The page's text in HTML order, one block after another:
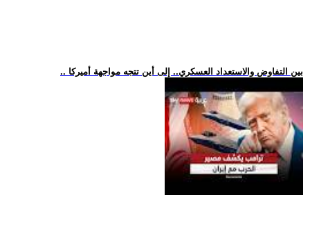
.. بين التفاوض والاستعداد العسكري.. إلى أين تتجه مواجهة أميركا